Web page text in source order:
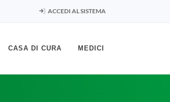
ACCEDI AL SISTEMA
CASA DI CURA MEDICI